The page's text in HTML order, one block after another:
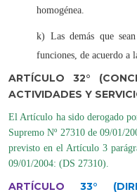
homogénea.
k) Las demás que
funciones, de acuerdo a
ARTÍCULO 32°
ACTIVIDADES Y
El Artículo ha sido derogado
Supremo Nº 27310 de 09/01/
previsto en el Artículo 3
09/01/2004: (DS 27310).
ARTÍCULO 33°